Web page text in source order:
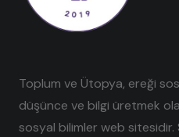
Toplum ve Ütopya, ereği
düşünce ve bilgi üretmek
sosyal bilimler web sitesidir.